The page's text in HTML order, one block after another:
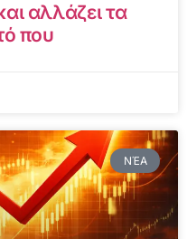
αλλάζει τα
που
ΝΈΑ